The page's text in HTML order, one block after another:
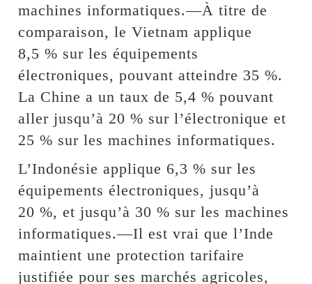
machines informatiques.—À titre de
comparaison, le Vietnam applique
8,5 % sur les équipements
électroniques, pouvant atteindre 35 %.
La Chine a un taux de 5,4 % pouvant
aller jusqu’à 20 % sur l’électronique et
25 % sur les machines informatiques.
L’Indonésie applique 6,3 % sur les
équipements électroniques, jusqu’à
20 %, et jusqu’à 30 % sur les machines
informatiques.—Il est vrai que l’Inde
maintient une protection tarifaire
justifiée pour ses marchés agricoles,